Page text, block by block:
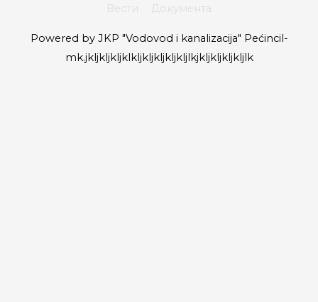
Вести
Документа
Powered by JKP "Vodovod i kanalizacija" Pećincil-
mk.jkljkljkljklkljkljkljkljkljlkjkljkljkljkljlk